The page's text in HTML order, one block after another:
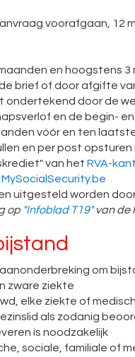
voorafgaan, 12
en hoogstens
brief of door afgifte
door de
en de begin-
vóór en ten
en per post
van het RVA-
MySocialSecurity.be
uitgesteld worden
op "Infoblad T19"van de
om
zware ziekte
elke ziekte of
als zodanig
is noodzakelijk
sociale, familiale of